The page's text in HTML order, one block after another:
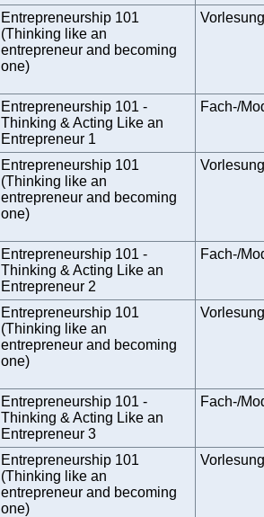
Entrepreneurship 101
(Thinking like an
entrepreneur and becoming
one)
Entrepreneurship 101 -
Thinking & Acting Like an
Entrepreneur 1
Fach-/
Entrepreneurship 101
(Thinking like an
entrepreneur and becoming
one)
Entrepreneurship 101 -
Thinking & Acting Like an
Entrepreneur 2
Fach-/
Entrepreneurship 101
(Thinking like an
entrepreneur and becoming
one)
Entrepreneurship 101 -
Thinking & Acting Like an
Entrepreneur 3
Fach-/
Entrepreneurship 101
(Thinking like an
entrepreneur and becoming
one)